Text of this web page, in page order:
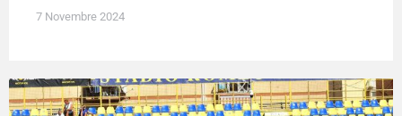
7 Novembre 2024